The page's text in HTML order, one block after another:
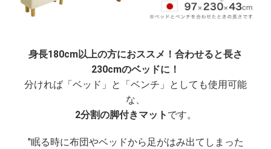
身長180cm以上の方におススメ！合わせると長さ
230cmのベッドに！
分ければ「ベッド」と「ベンチ」としても使用可能
な、
2分割の脚付きマット です。
"眠る時に布団やベッドから足がはみ出てしまった